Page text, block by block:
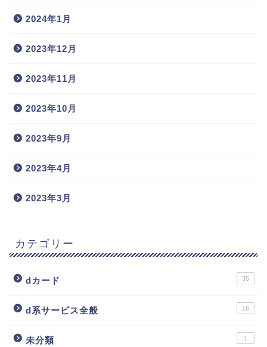
2024年1月
2023年12月
2023年11月
2023年10月
2023年9月
2023年4月
2023年3月
カテゴリー
dカード 35
d系サービス全般 16
未分類 1